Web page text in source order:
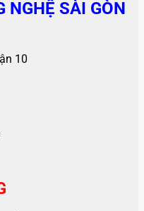
NGHỆ SÀI GÒN
10